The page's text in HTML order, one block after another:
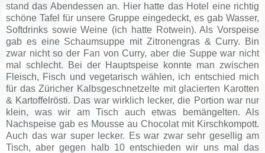
stand das Abendessen an. Hier hatte das Hotel eine richtig
schöne Tafel für unsere Gruppe eingedeckt, es gab Wasser,
Softdrinks sowie Weine (ich hatte Rotwein). Als Vorspeise
gab es eine Schaumsuppe mit Zitronengras & Curry. Bin
zwar nicht so der Fan von Curry, aber die Suppe war nicht
mal schlecht. Bei der Hauptspeise konnte man zwischen
Fleisch, Fisch und vegetarisch wählen, ich entschied mich
für das Züricher Kalbsgeschnetzelte mit glacierten Karotten
& Kartoffelrösti. Das war wirklich lecker, die Portion war nur
klein, was wir am Tisch auch etwas bemängelten. Als
Nachspeise gab es Mousse au Chocolat mit Kirschkompott.
Auch das war super lecker. Es war zwar sehr gesellig am
Tisch, aber gegen halb 10 entschieden wir uns mal das